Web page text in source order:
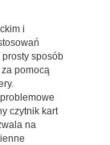
i
sposób
pomocą
czytnik kart
na